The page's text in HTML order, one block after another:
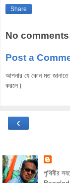
Share
No
Post a
আপনার যে কোন মত জানাতে
করলে।
‹
পৃথিবীর